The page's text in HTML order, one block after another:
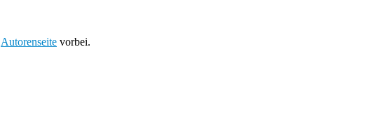
Autorenseite vorbei.